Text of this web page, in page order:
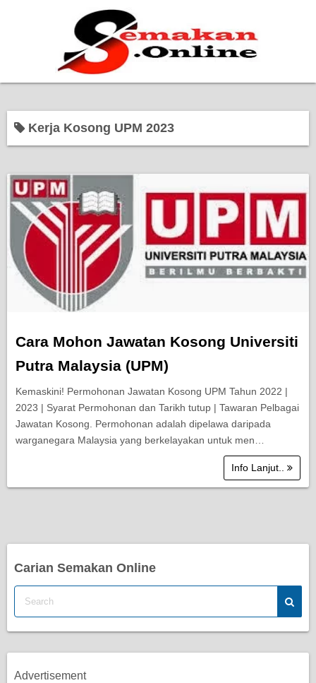
Bantuan Kerajaan
Pendidikan
Kerja Kosong Terkini
Kerja Kosong UPM 2023
Cara Mohon Jawatan Kosong Universiti
Putra Malaysia (UPM)
Kemaskini! Permohonan Jawatan Kosong UPM Tahun 2022 |
2023 | Syarat Permohonan dan Tarikh tutup | Tawaran Pelbagai
Jawatan Kosong. Permohonan adalah dipelawa daripada
warganegara Malaysia yang berkelayakan untuk men…
Info Lanjut..
Carian Semakan Online
Advertisement